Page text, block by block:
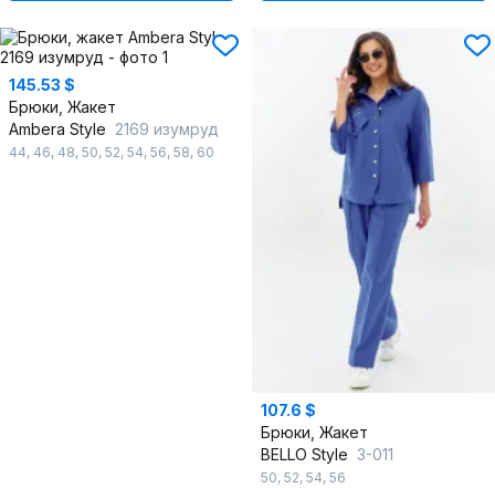
145.53 $
Брюки, Жакет
Ambera Style 2169 изумруд
44, 46, 48, 50, 52, 54, 56, 58, 60
107.6 $
Брюки, Жакет
BELLO Style 3-011
50, 52, 54, 56